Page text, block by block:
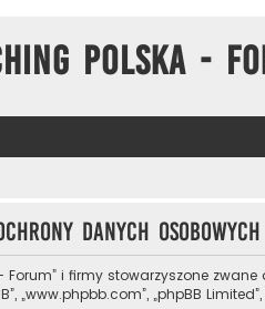
Polska -
danych osobowych
i firmy stowarzyszone zwane
„www.phpbb.com”, „phpBB